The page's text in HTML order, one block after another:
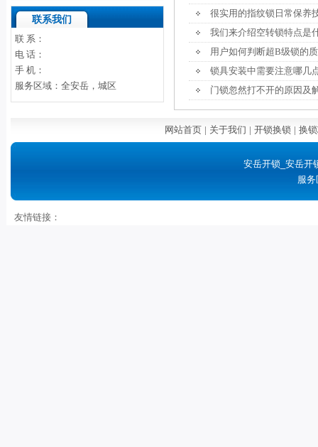
联系我们
联 系：
电 话：
手 机：
服务区域：全安岳，城区
很实用的指纹锁日常保养
我们来介绍空转锁特点是
用户如何判断超B级锁的
锁具安装中需要注意哪几
门锁忽然打不开的原因及
网站首页 | 关于我们 | 开锁换锁 | 换
安岳开锁_安岳开
服
友情链接：